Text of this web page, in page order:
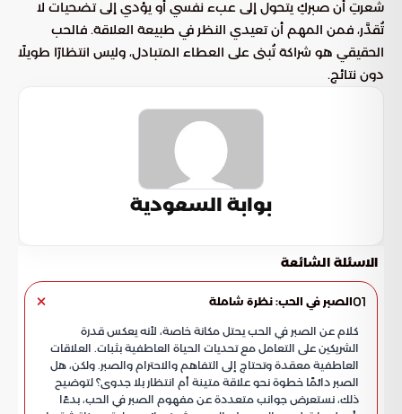
شعرتِ أن صبركِ يتحول إلى عبء نفسي أو يؤدي إلى تضحيات لا
تُقدَّر، فمن المهم أن تعيدي النظر في طبيعة العلاقة. فالحب
الحقيقي هو شراكة تُبنى على العطاء المتبادل، وليس انتظارًا طويلًا
دون نتائج.
بوابة السعودية
الاسئلة الشائعة
01الصبر في الحب: نظرة شاملة
كلام عن الصبر في الحب يحتل مكانة خاصة، لأنه يعكس قدرة
الشريكين على التعامل مع تحديات الحياة العاطفية بثبات. العلاقات
العاطفية معقدة وتحتاج إلى التفاهم والاحترام والصبر. ولكن، هل
الصبر دائمًا خطوة نحو علاقة متينة أم انتظار بلا جدوى؟ لتوضيح
ذلك، نستعرض جوانب متعددة عن مفهوم الصبر في الحب، بدءًا